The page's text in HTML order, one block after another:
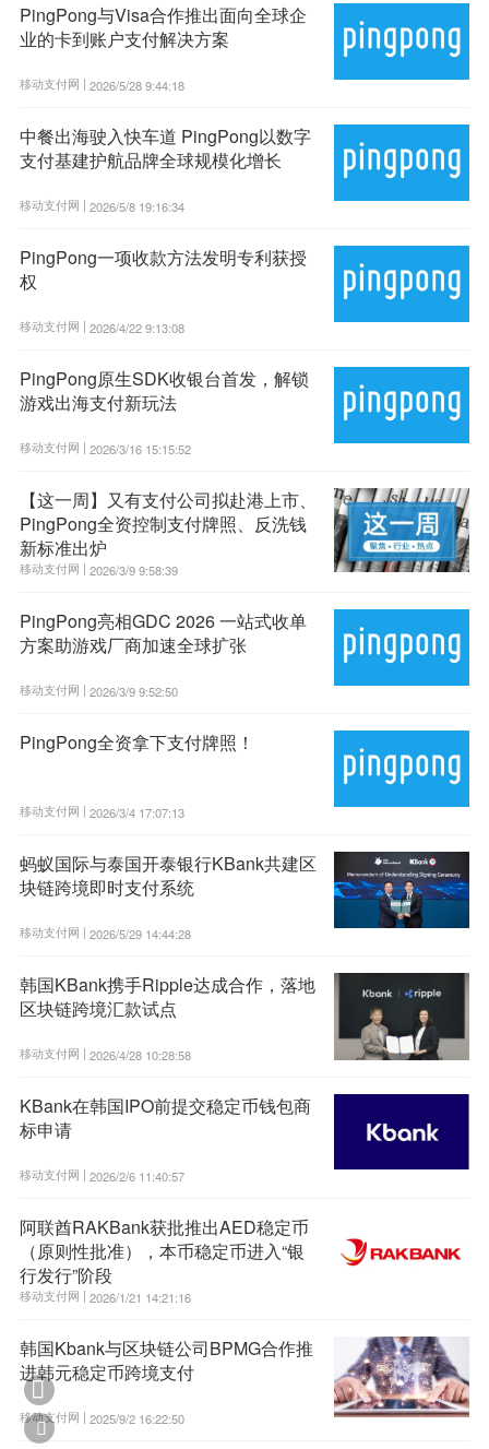
PingPong与Visa合作推出面向全球企
业的卡到账户支付解决方案
移动支付网 | 2026/5/28 9:44:18
中餐出海驶入快车道 PingPong以数字
支付基建护航品牌全球规模化增长
移动支付网 | 2026/5/8 19:16:34
PingPong一项收款方法发明专利获授
权
移动支付网 | 2026/4/22 9:13:08
PingPong原生SDK收银台首发，解锁
游戏出海支付新玩法
移动支付网 | 2026/3/16 15:15:52
【这一周】又有支付公司拟赴港上市、
PingPong全资控制支付牌照、反洗钱
新标准出炉
移动支付网 | 2026/3/9 9:58:39
PingPong亮相GDC 2026 一站式收单
方案助游戏厂商加速全球扩张
移动支付网 | 2026/3/9 9:52:50
PingPong全资拿下支付牌照！
移动支付网 | 2026/3/4 17:07:13
蚂蚁国际与泰国开泰银行KBank共建区
块链跨境即时支付系统
移动支付网 | 2026/5/29 14:44:28
韩国KBank携手Ripple达成合作，落地
区块链跨境汇款试点
移动支付网 | 2026/4/28 10:28:58
KBank在韩国IPO前提交稳定币钱包商
标申请
移动支付网 | 2026/2/6 11:40:57
阿联酋RAKBank获批推出AED稳定币
（原则性批准），本币稳定币进入“银
行发行”阶段
移动支付网 | 2026/1/21 14:21:16
韩国Kbank与区块链公司BPMG合作推
进韩元稳定币跨境支付
移动支付网 | 2025/9/2 16:22:50

